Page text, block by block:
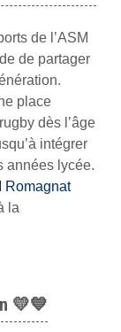
de l’ASM
de partager
place
dès l’âge
intégrer
années lycée.
Romagnat
la
💛💙